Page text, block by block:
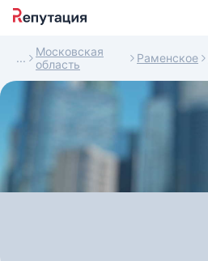
Московская
область
Раменское